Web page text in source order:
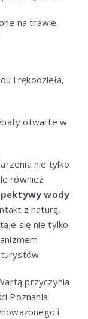
na trawie,
i rękodzieła,
otwarte w
nie tylko
również
wody
z naturą,
się nie tylko
przyczynia
Poznania –
i